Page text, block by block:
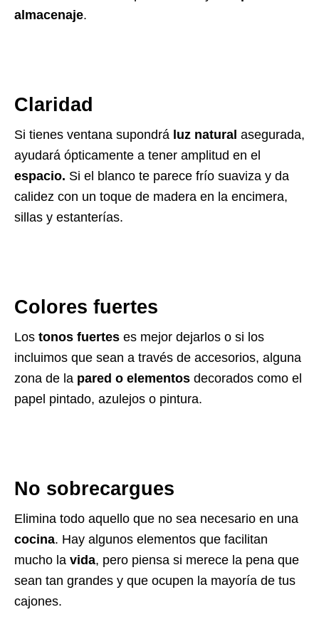
almacenaje.
Claridad
Si tienes ventana supondrá luz natural asegurada,
ayudará ópticamente a tener amplitud en el
espacio. Si el blanco te parece frío suaviza y da
calidez con un toque de madera en la encimera,
sillas y estanterías.
Colores fuertes
Los tonos fuertes es mejor dejarlos o si los
incluimos que sean a través de accesorios, alguna
zona de la pared o elementos decorados como el
papel pintado, azulejos o pintura.
No sobrecargues
Elimina todo aquello que no sea necesario en una
cocina. Hay algunos elementos que facilitan
mucho la vida, pero piensa si merece la pena que
sean tan grandes y que ocupen la mayoría de tus
cajones.